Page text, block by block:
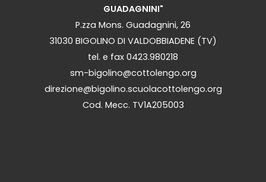
GUADAGNINI"
P.zza Mons. Guadagnini, 26
31030 BIGOLINO DI VALDOBBIADENE (TV)
tel. e fax 0423.980218
sm-bigolino@cottolengo.org
direzione@bigolino.scuolacottolengo.org
Cod. Mecc. TV1A205003